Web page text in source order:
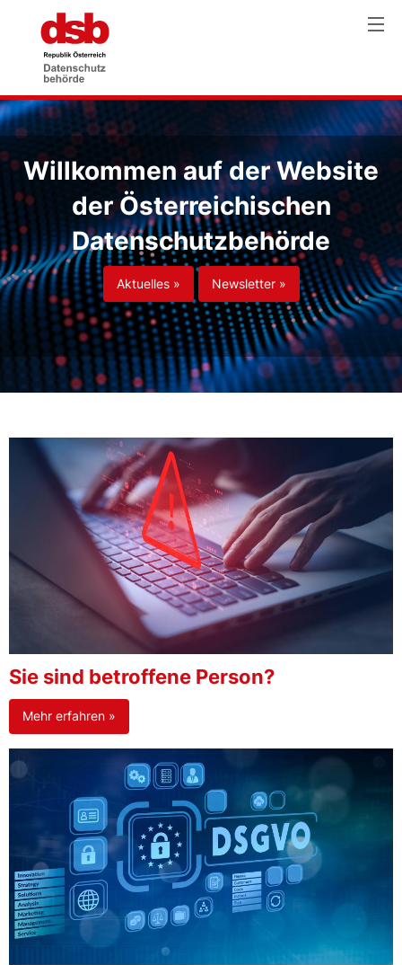
Willkommen auf der Website
der Österreichischen
Datenschutzbehörde
Aktuelles » Newsletter »
Sie sind betroffene Person?
Mehr erfahren »